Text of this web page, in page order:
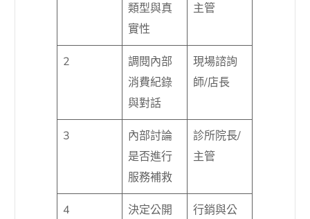
類型與真
實性
主管
2
調閱內部
消費紀錄
與對話
現場諮詢
師/店長
3
內部討論
是否進行
服務補救
診所院長/
主管
4
決定公開
行銷與公